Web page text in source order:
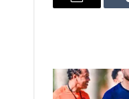
Tumblr
البريد